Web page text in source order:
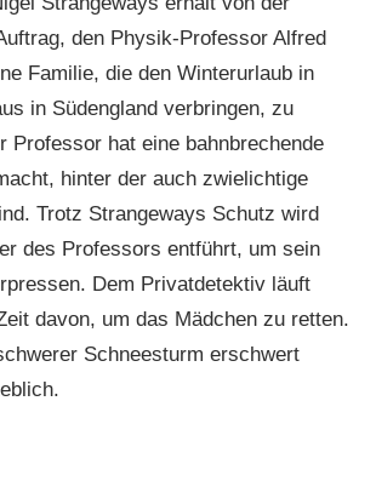
den Physik-Professor Alfred
Familie, die den Winterurlaub in
in Südengland verbringen, zu
Professor hat eine bahnbrechende
hinter der auch zwielichtige
Trotz Strangeways Schutz wird
des Professors entführt, um sein
Dem Privatdetektiv läuft
davon, um das Mädchen zu retten.
Schneesturm erschwert